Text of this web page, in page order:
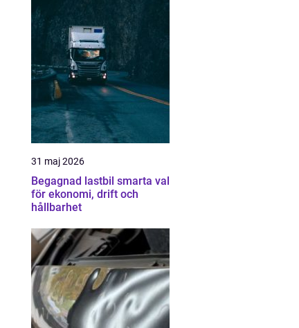
31 maj 2026
Begagnad lastbil smarta val
för ekonomi, drift och
hållbarhet